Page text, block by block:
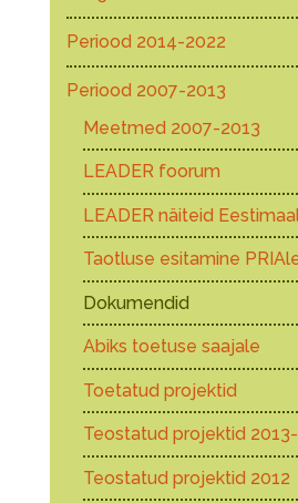
Periood 2014-2022
Periood 2007-2013
Meetmed 2007-2013
LEADER foorum
LEADER näiteid
Taotluse esitamine
Dokumendid
Abiks toetuse saajale
Toetatud projektid
Teostatud projektid
Teostatud projektid 2012